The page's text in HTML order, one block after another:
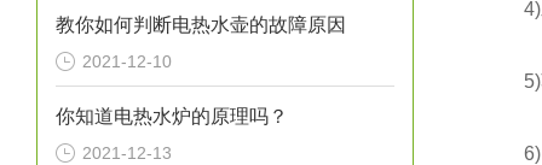
教你如何判断电热水壶的故障原因
2021-12-10
你知道电热水炉的原理吗？
2021-12-13
4)发
5)蒸
6)1